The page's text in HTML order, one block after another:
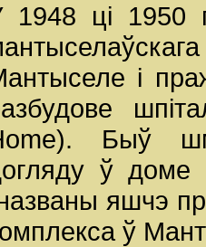
1948 ці 1950
і
Быў
ў доме
яшчэ
ў